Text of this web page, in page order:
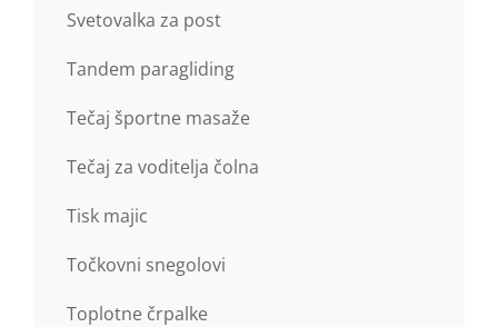
Svetovalka za post
Tandem paragliding
Tečaj športne masaže
Tečaj za voditelja čolna
Tisk majic
Točkovni snegolovi
Toplotne črpalke